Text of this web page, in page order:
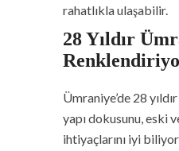
rahatlıkla ulaşabilir.
28 Yıldır
Ümraniye’de 28
yapı dokusunu, eski
ihtiyaçlarını iyi